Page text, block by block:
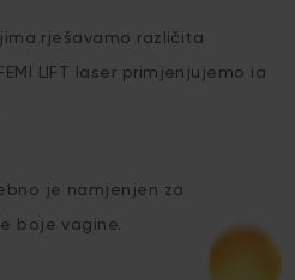
rješavamo različita
LIFT laser primjenjujemo ia
je namjenjen za
boje vagine.